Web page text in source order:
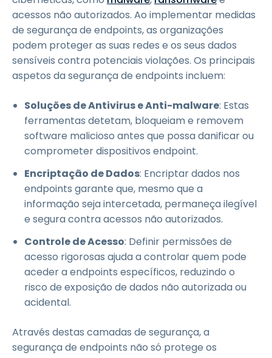
acessos não autorizados. Ao implementar medidas
de segurança de endpoints, as organizações
podem proteger as suas redes e os seus dados
sensíveis contra potenciais violações. Os principais
aspetos da segurança de endpoints incluem:
Soluções de Antivirus e Anti-malware: Estas
ferramentas detetam, bloqueiam e removem
software malicioso antes que possa danificar ou
comprometer dispositivos endpoint.
Encriptação de Dados: Encriptar dados nos
endpoints garante que, mesmo que a
informação seja intercetada, permaneça ilegível
e segura contra acessos não autorizados.
Controle de Acesso: Definir permissões de
acesso rigorosas ajuda a controlar quem pode
aceder a endpoints específicos, reduzindo o
risco de exposição de dados não autorizada ou
acidental.
Através destas camadas de segurança, a
segurança de endpoints não só protege os